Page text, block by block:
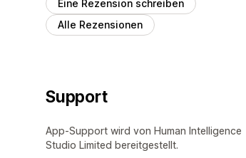
Eine Rezension schreiben
Alle Rezensionen
Support
App-Support wird von Human Intelligence
Studio Limited bereitgestellt.